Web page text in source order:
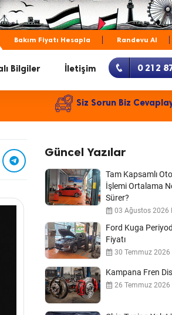
Bakım Fiyatı Hesapla Randevu Al
Bilgiler İletişim 0 212
Siz Sorun Biz
Güncel Yazılar
Tam Kapsamlı
İşlemi Ortalama
Sürer?
03 Ağustos 2026
Ford Kuga
Fiyatı
30 Temmuz 2026
Kampana Fren
26 Temmuz 2026